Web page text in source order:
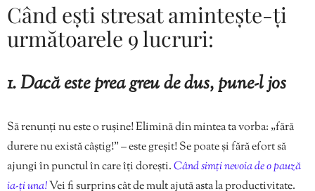
Când ești stresat amintește-ți
următoarele 9 lucruri:
1. Dacă este prea greu de dus, pune-l jos
Să renunți nu este o rușine! Elimină din mintea ta vorba: „fără
durere nu există câștig!” – este greșit! Se poate și fără efort să
ajungi în punctul în care îți dorești.Când simți nevoia de o pauză
ia-ți una!Vei fi surprins cât de mult ajută asta la productivitate.